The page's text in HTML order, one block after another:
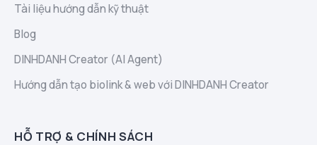
Tài liệu hướng dẫn kỹ thuật
Blog
DINHDANH Creator (AI Agent)
Hướng dẫn tạo biolink & web với DINHDANH Creator
HỖ TRỢ & CHÍNH SÁCH